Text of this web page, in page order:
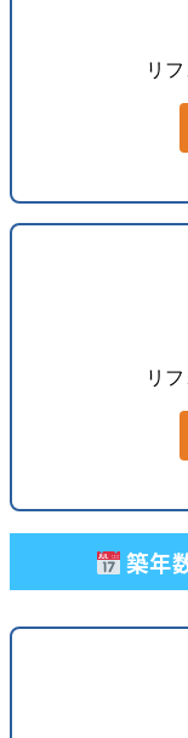
リ
リ
築年